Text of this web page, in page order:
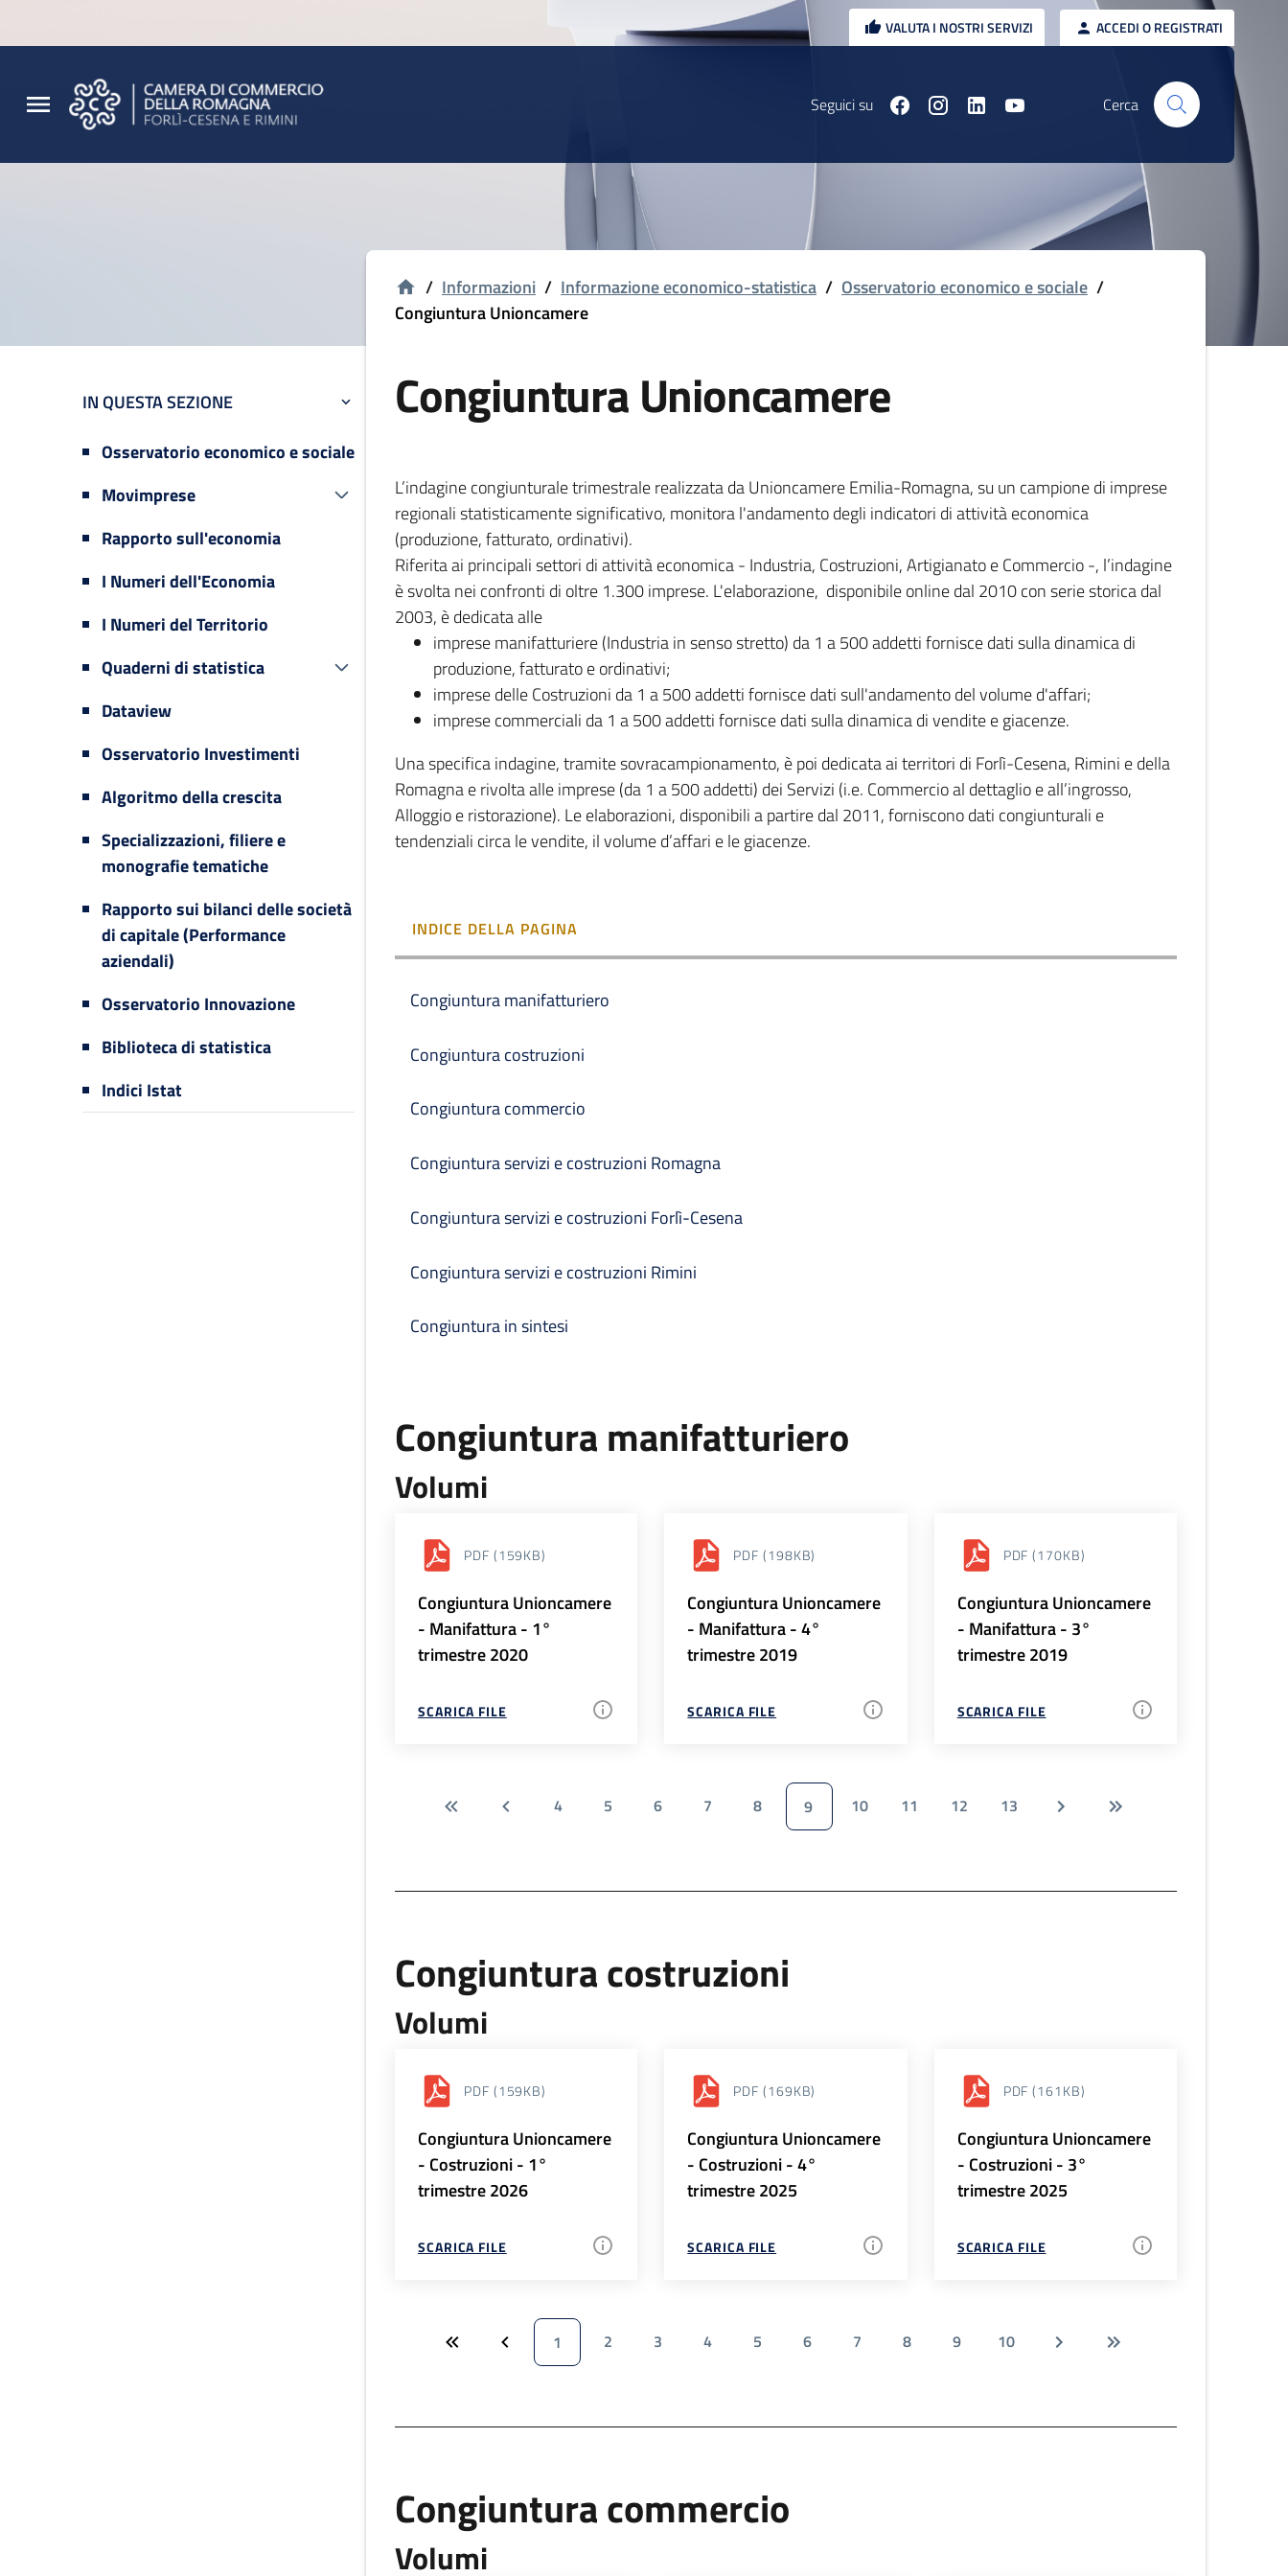
VALUTA I NOSTRI SERVIZI ACCEDI O REGISTRATI
Seguici su Cerca
IN QUESTA SEZIONE
Osservatorio economico e sociale
Movimprese
Rapporto sull'economia
I Numeri dell'Economia
I Numeri del Territorio
Quaderni di statistica
Dataview
Osservatorio Investimenti
Algoritmo della crescita
Specializzazioni, filiere e
monografie tematiche
Rapporto sui bilanci delle società
di capitale (Performance
aziendali)
Osservatorio Innovazione
Biblioteca di statistica
Indici Istat
/ Informazioni / Informazione economico-statistica / Osservatorio economico e sociale /
Congiuntura Unioncamere
Congiuntura Unioncamere
L’indagine congiunturale trimestrale realizzata da Unioncamere Emilia-Romagna, su un campione di imprese
regionali statisticamente significativo, monitora l'andamento degli indicatori di attività economica
(produzione, fatturato, ordinativi).
Riferita ai principali settori di attività economica - Industria, Costruzioni, Artigianato e Commercio -, l’indagine
è svolta nei confronti di oltre 1.300 imprese. L'elaborazione, disponibile online dal 2010 con serie storica dal
2003, è dedicata alle
imprese manifatturiere (Industria in senso stretto) da 1 a 500 addetti fornisce dati sulla dinamica di
produzione, fatturato e ordinativi;
imprese delle Costruzioni da 1 a 500 addetti fornisce dati sull'andamento del volume d'affari;
imprese commerciali da 1 a 500 addetti fornisce dati sulla dinamica di vendite e giacenze.
Una specifica indagine, tramite sovracampionamento, è poi dedicata ai territori di Forlì-Cesena, Rimini e della
Romagna e rivolta alle imprese (da 1 a 500 addetti) dei Servizi (i.e. Commercio al dettaglio e all’ingrosso,
Alloggio e ristorazione). Le elaborazioni, disponibili a partire dal 2011, forniscono dati congiunturali e
tendenziali circa le vendite, il volume d’affari e le giacenze.
INDICE DELLA PAGINA
Congiuntura manifatturiero
Congiuntura costruzioni
Congiuntura commercio
Congiuntura servizi e costruzioni Romagna
Congiuntura servizi e costruzioni Forlì-Cesena
Congiuntura servizi e costruzioni Rimini
Congiuntura in sintesi
Congiuntura manifatturiero
Volumi
PDF (159KB)
Congiuntura Unioncamere
- Manifattura - 1°
trimestre 2020
SCARICA FILE
PDF (198KB)
Congiuntura Unioncamere
- Manifattura - 4°
trimestre 2019
SCARICA FILE
PDF (170KB)
Congiuntura Unioncamere
- Manifattura - 3°
trimestre 2019
SCARICA FILE
4 5 6 7 8 9 10 11 12 13
Congiuntura costruzioni
Volumi
PDF (159KB)
Congiuntura Unioncamere
- Costruzioni - 1°
trimestre 2026
SCARICA FILE
PDF (169KB)
Congiuntura Unioncamere
- Costruzioni - 4°
trimestre 2025
SCARICA FILE
PDF (161KB)
Congiuntura Unioncamere
- Costruzioni - 3°
trimestre 2025
SCARICA FILE
1 2 3 4 5 6 7 8 9 10
Congiuntura commercio
Volumi